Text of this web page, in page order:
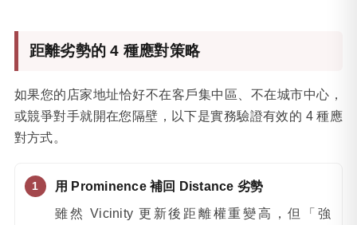
距離劣勢的 4 種應對策略
如果您的店家地址恰好不在客戶集中區、不在城市中心，
或競爭對手就開在您隔壁，以下是實務驗證有效的 4 種應
對方式。
用 Prominence 補回 Distance 劣勢
雖然 Vicinity 更新後距離權重變高，但「強